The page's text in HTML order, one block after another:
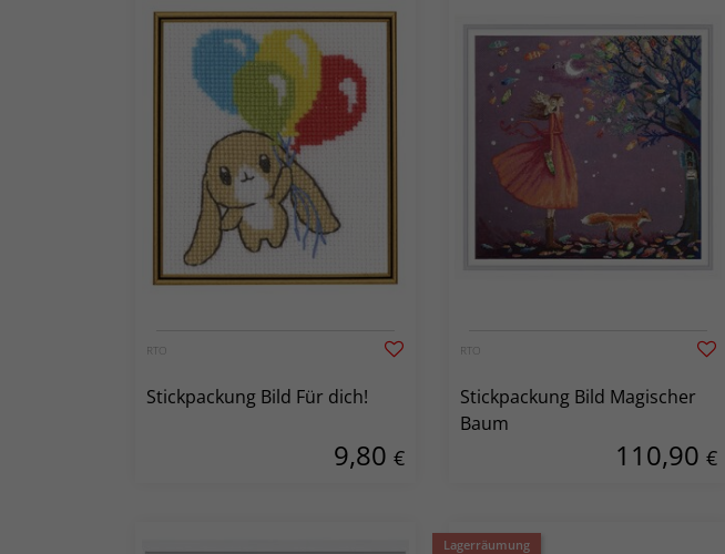
RTO
Stickpackung Bild Für dich!
9,80 €
RTO
Stickpackung Bild Magischer
Baum
110,90 €
Lagerräumung